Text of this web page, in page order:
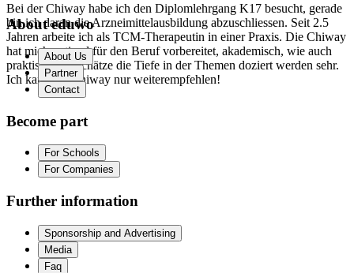
Bei der Chiway habe ich den Diplomlehrgang K17 besucht, gerade
bin ich daran die Arzneimittelausbildung abzuschliessen. Seit 2.5
Jahren arbeite ich als TCM-Therapeutin in einer Praxis. Die Chiway
hat mich optimal für den Beruf vorbereitet, akademisch, wie auch
praktisch. Ich schätze die Tiefe in der Themen doziert werden sehr.
Ich kann die Chiway nur weiterempfehlen!
About eduwo
About Us
Partner
Contact
Become part
For Schools
For Companies
Further information
Sponsorship and Advertising
Media
Faq